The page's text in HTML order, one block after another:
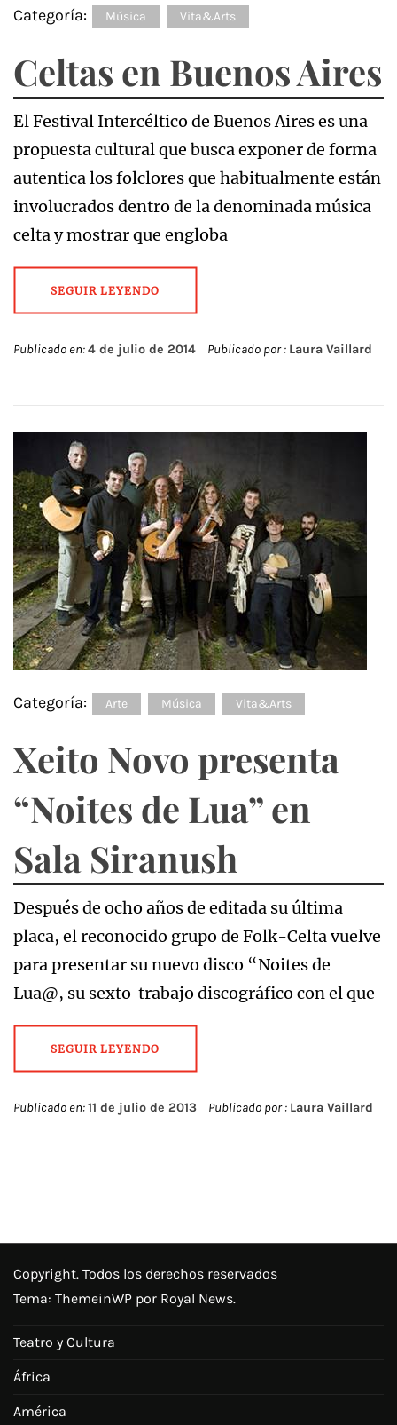
Categoría: Música Vita&Arts
Celtas en Buenos Aires
El Festival Intercéltico de Buenos Aires es una
propuesta cultural que busca exponer de forma
autentica los folclores que habitualmente están
involucrados dentro de la denominada música
celta y mostrar que engloba
SEGUIR LEYENDO
Publicado en:4 de julio de 2014 Publicado por : Laura Vaillard
Categoría: Arte Música Vita&Arts
Xeito Novo presenta
“Noites de Lua” en
Sala Siranush
Después de ocho años de editada su última
placa, el reconocido grupo de Folk-Celta vuelve
para presentar su nuevo disco “Noites de
Lua@, su sexto trabajo discográfico con el que
SEGUIR LEYENDO
Publicado en:11 de julio de 2013 Publicado por : Laura Vaillard
Copyright. Todos los derechos reservados
Tema: ThemeinWP por Royal News.
Teatro y Cultura
África
América